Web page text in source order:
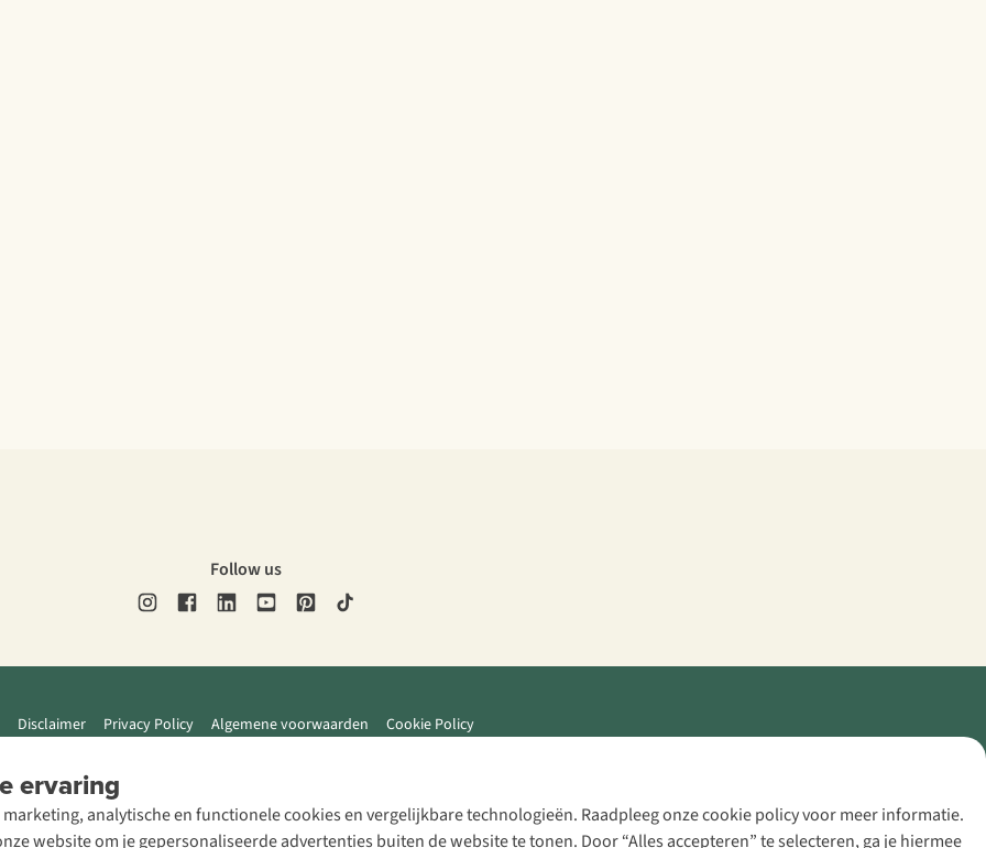
ervaring
analytische en functionele cookies en vergelijkbare technologieën. Raadpleeg onze cookie policy voor meer informatie.
website om je gepersonaliseerde advertenties buiten de website te tonen. Door “Alles accepteren” te selecteren, ga je hiermee
Follow us
Disclaimer Privacy Policy Algemene voorwaarden Cookie Policy